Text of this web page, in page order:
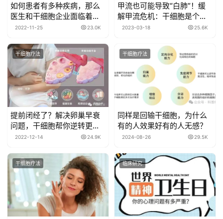
如何患者有多种疾病，那么
医生和干细胞企业面临着一
个什么样的选择？
2022-11-25 23.0K
甲流也可能导致“白肺”！缓
解甲流危机：干细胞是个不
错的选择
2023-03-18 25.6K
干细胞疗法
提前闭经了？解决卵巢早衰
问题，干细胞帮你逆转更年
期2022-12-14 24.9K
干细胞疗法
同样是回输干细胞，为什么
有的人效果好有的人无感？
2024-08-26 29.5K
干细胞疗法 临床研究